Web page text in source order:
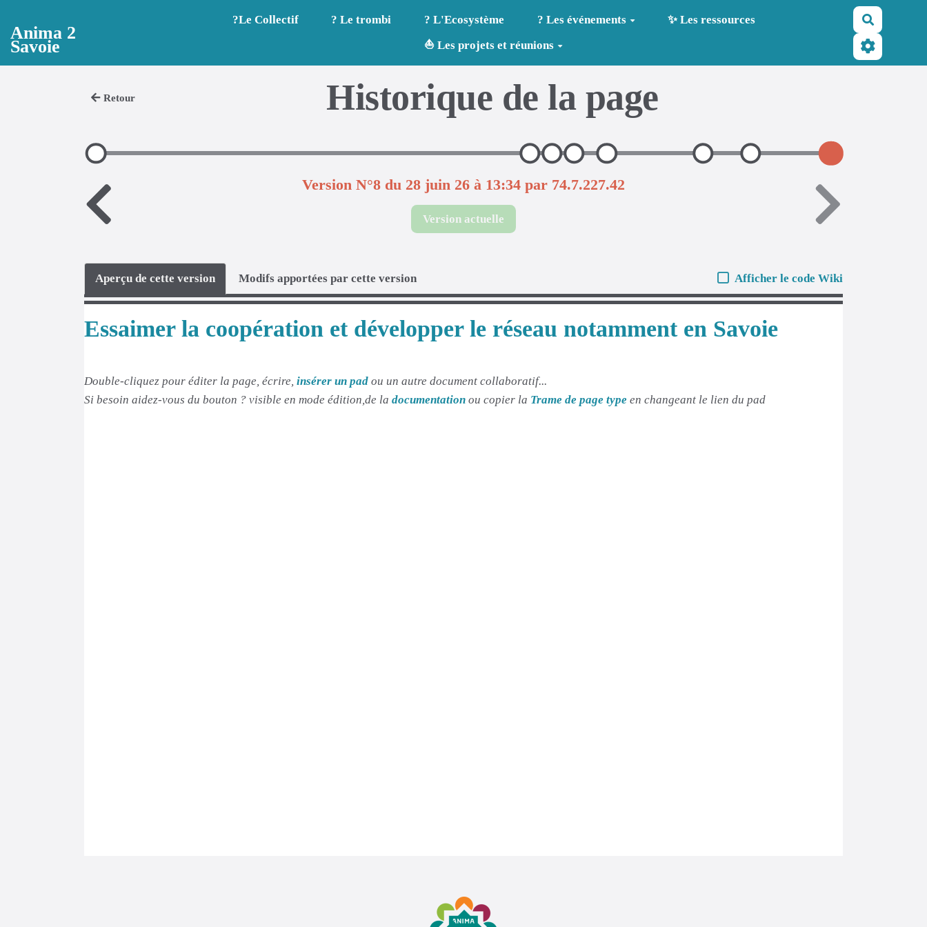
Anima 2
Savoie
?️Le Collectif ? Le trombi ? L'Ecosystème ? Les événements
✨ Les ressources
⛵ Les projets et réunions
Retour Historique de la page
Version N°8 du 28 juin 26 à 13:34 par 74.7.227.42
Version actuelle
Aperçu de cette version Modifs apportées par cette version Afficher le code Wiki